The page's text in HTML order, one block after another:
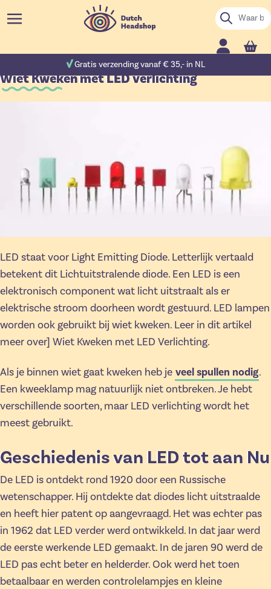
Zoek
Cart
Gratis verzending vanaf € 35,- in NL
Wiet Kweken met LED verlichting
LED staat voor Light Emitting Diode. Letterlijk vertaald
betekent dit Lichtuitstralende diode. Een LED is een
elektronisch component wat licht uitstraalt als er
elektrische stroom doorheen wordt gestuurd. LED lampen
worden ook gebruikt bij wiet kweken. Leer in dit artikel
meer over] Wiet Kweken met LED Verlichting.
Als je binnen wiet gaat kweken heb je veel spullen nodig.
Een kweeklamp mag natuurlijk niet ontbreken. Je hebt
verschillende soorten, maar LED verlichting wordt het
meest gebruikt.
Geschiedenis van LED tot aan Nu
De LED is ontdekt rond 1920 door een Russische
wetenschapper. Hij ontdekte dat diodes licht uitstraalde
en heeft hier patent op aangevraagd. Het was echter pas
in 1962 dat LED verder werd ontwikkeld. In dat jaar werd
de eerste werkende LED gemaakt. In de jaren 90 werd de
LED pas echt beter en helderder. Ook werd het toen
betaalbaar en werden controlelampjes en kleine